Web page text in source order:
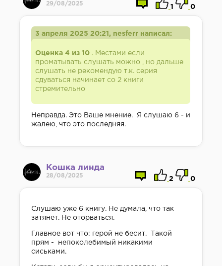
29/08/2025
1 0
3 апреля 2025 20:21, nesferr написал:
Оценка 4 из 10 . Местами если
проматывать слушать можно , но дальше
слушать не рекомендую т.к. серия
сдуваться начинает со 2 книги
стремительно
Неправда. Это Ваше мнение. Я слушаю 6 - и
жалею, что это последняя.
Кошка линда
28/08/2025
2 0
Слушаю уже 6 книгу. Не думала, что так
затянет. Не оторваться.
Главное вот что: герой не бесит. Такой
прям - непоколебимый никакими
сиськами.